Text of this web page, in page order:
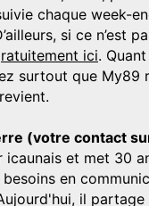
chaque week-
si ce n’est
ici.
surtout que My89
(votre contact
icaunais et met 30
en
il